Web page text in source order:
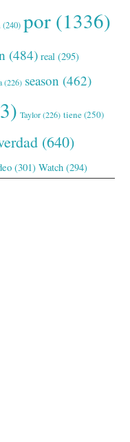
(240) por (1336)
(484) real (295)
(226) season (462)
Taylor(226) tiene(250)
(640)
(301) Watch (294)